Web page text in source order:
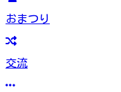
おまつり
交流